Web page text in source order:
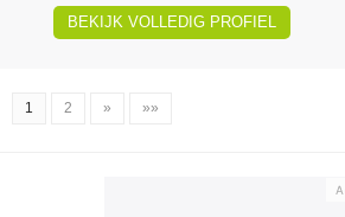
BEKIJK VOLLEDIG PROFIEL
1 2 » »»